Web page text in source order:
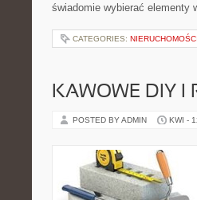
świadomie wybierać elementy
CATEGORIES: NIERUCHOMOŚCI
KAWOWE DIY I
POSTED BY ADMIN KWI -